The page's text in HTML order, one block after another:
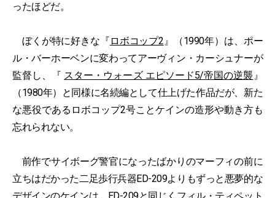
ったほどだ。
ぼくが特に好きな『 ロボコップ2』（1990年）は、ポー
ル・バーホーベンに変わってアーヴィン・カーシュナーが
監督し、『 スター・ウォーズ エピソード5/帝国の逆襲 』
（1980年）と同様に名続編として仕上げた作品だが、新た
な悪役であるロボコップ2号ことケインの造形や動き方も
忘れられない。
前作でサイボーグ警官になったばかりのマーフィの前に
立ちはだかった二足歩行兵器ED-209よりもずっと悪夢的な